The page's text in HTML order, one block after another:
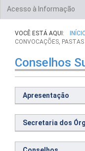
Acesso à Informação
VOCÊ ESTÁ AQUI:
CONVOCAÇÕES,
Conselhos
Apresentação
Secretaria dos